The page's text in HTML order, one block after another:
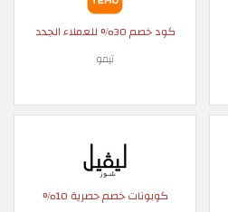
كود خصم 30% للعملاء الجدد
تيمو
كوبونات خصم حصرية 10%